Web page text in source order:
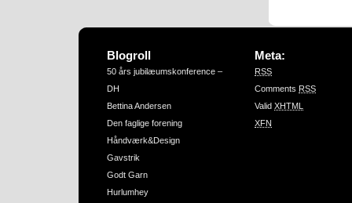
Blogroll
50 års jubilæumskonference –
DH
Bettina Andersen
Den faglige forening
Håndværk&Design
Gavstrik
Godt Garn
Hurlumhey
Meta:
RSS
Comments RSS
Valid XHTML
XFN